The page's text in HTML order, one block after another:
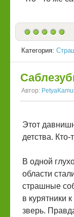
Категория:
Автор:
Этот
детства.
В одной
области
страшные
в курятники
зверь.